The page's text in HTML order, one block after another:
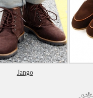
Jango